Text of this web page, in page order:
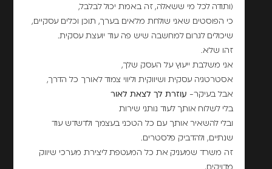
(ותודה לכל מי ששאלה, זה באמת יכול לבלבל,
כי הפוסטים שאני שולחת מלאים בערך, תוכן וכלים עסקיים,
שיכולים לגרום למחשבה שיש פה עוד יועצת עסקית.
זהו שלא.
אני משלבת ייעוץ על העסק שלך,
אסטרטגיה עסקית ושיווקית וליווי צמוד לאורך כל הדרך,
אבל בעיקר- עוזרת לך לצאת לאור
בלי לשלוח אותך לעוד נותני שירות
ובלי להשאיר אותך עם כל הטכני בעצמך ולדשדש עוד
שנתיים, ולהדביק פלסטרים.
זה משרד שמעניק את כל המעטפת ליצירת מערכי שיווק